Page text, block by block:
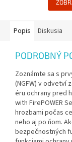
Popis Diskusia
PODROBNÝ
Zoznámte sa s
(NGFW) v odvetví
éru ochrany pred
with FirePOWER
hrozbami počas
neho aj po ňom.
bezpečnostných